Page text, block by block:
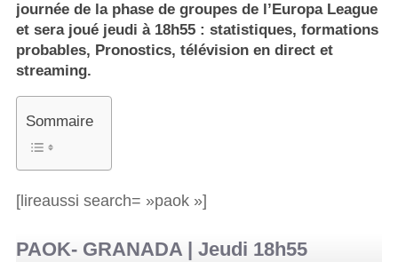
journée de la phase de groupes de l’Europa League
et sera joué jeudi à 18h55 : statistiques, formations
probables, Pronostics, télévision en direct et
streaming.
Sommaire
[lireaussi search= »paok »]
PAOK- GRANADA | Jeudi 18h55